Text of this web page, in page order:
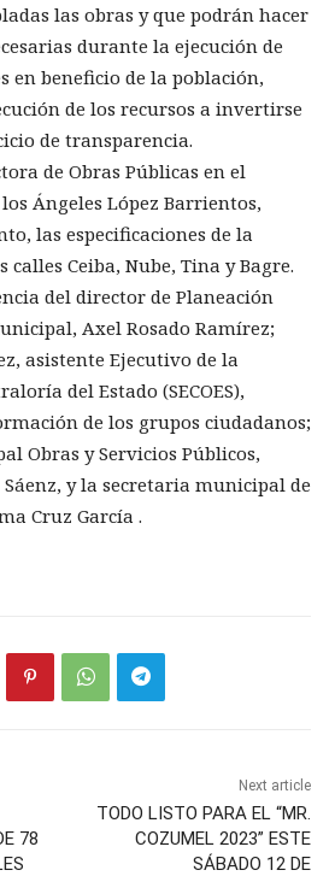
las obras y que podrán hacer
durante la ejecución de
en beneficio de la población,
de los recursos a invertirse
de transparencia.
de Obras Públicas en el
Ángeles López Barrientos,
las especificaciones de la
Ceiba, Nube, Tina y Bagre.
del director de Planeación
Axel Rosado Ramírez;
asistente Ejecutivo de la
del Estado (SECOES),
de los grupos ciudadanos;
Obras y Servicios Públicos,
Sáenz, y la secretaria municipal de
Cruz García .
78
Next article
TODO LISTO PARA EL “MR.
COZUMEL 2023” ESTE
SÁBADO 12 DE